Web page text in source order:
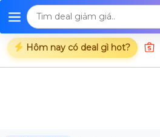
Hôm nay có deal gì hot?
Trang chủ Deal Shopee Deal Lazada